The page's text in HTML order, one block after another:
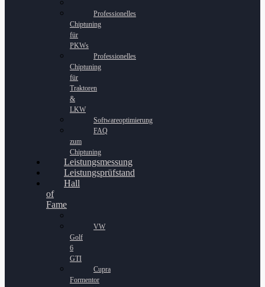
Professionelles
Chiptuning
für
PKWs
Professionelles
Chiptuning
für
Traktoren
&
LKW
Softwareoptimierung
FAQ
zum
Chiptuning
Leistungsmessung
Leistungsprüfstand
Hall
of
Fame
VW
Golf
6
GTI
Cupra
Formentor